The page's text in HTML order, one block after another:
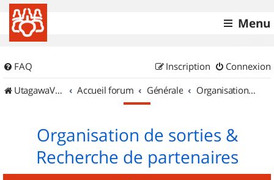
Menu
FAQ Connexion
Inscription
UtagawaVTT (Randos VTT et VTTAE avec traces GPS)
Accueil forum Générale Organisation de sorties & Recherche de partenaires
Organisation de sorties &
Recherche de partenaires